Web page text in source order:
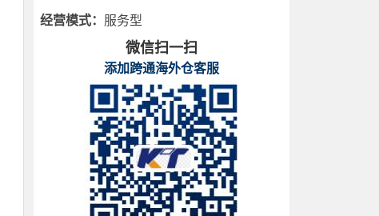
经营模式： 服务型
微信扫一扫
添加跨通海外仓客服